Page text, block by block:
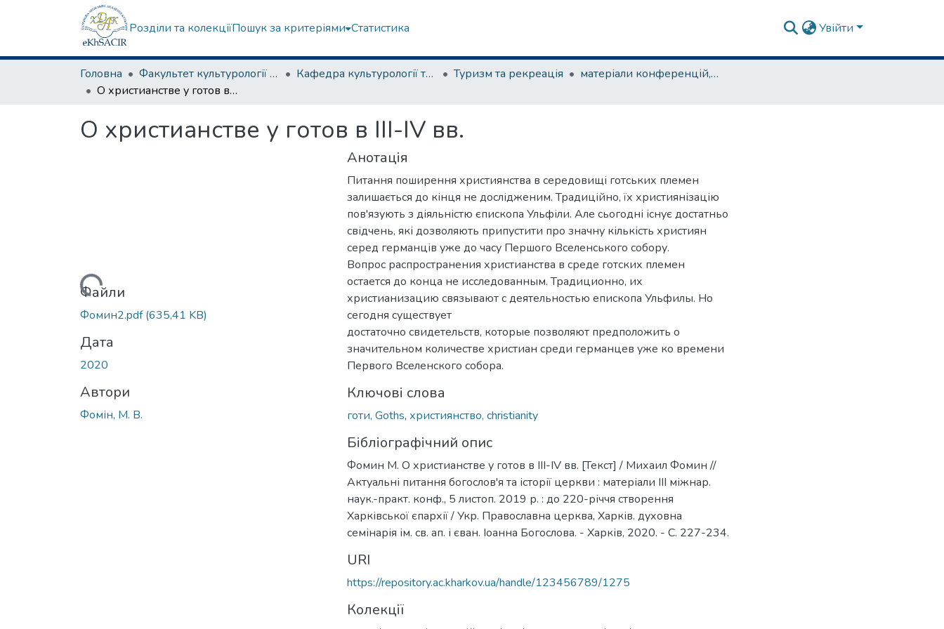
Розділи та колекціїПошук за критеріями Статистика Увійти
Головна Факультет культурології та соціальних комунікацій Кафедра культурології та музеєзнавства Туризм та рекреація
матеріали конференцій, семінарів, круглих столів та ін.
О христианстве у готов в ІІІ-IV вв.
О христианстве у готов в ІІІ-IV вв.
Вантажиться...Файли
Фомин2.pdf(635,41 KB)
Дата
2020
Автори
Фомін, М. В.
Анотація
Питання поширення християнства в середовищі готських племен
залишається до кінця не дослідженим. Традиційно, їх християнізацію
пов'язують з діяльністю єпископа Ульфіли. Але сьогодні існує достатньо
свідчень, які дозволяють припустити про значну кількість християн
серед германців уже до часу Першого Вселенського собору.
Вопрос распространения христианства в среде готских племен
остается до конца не исследованным. Традиционно, их
христианизацию связывают с деятельностью епископа Ульфилы. Но
сегодня существует
достаточно свидетельств, которые позволяют предположить о
значительном количестве христиан среди германцев уже ко времени
Первого Вселенского собора.
Ключові слова
готи, Goths, християнство, christianity
Бібліографічний опис
Фомин М. О христианстве у готов в ІІІ-IV вв. [Текст] / Михаил Фомин //
Актуальні питання богослов'я та історії церкви : матеріали ІІІ міжнар.
наук.-практ. конф., 5 листоп. 2019 р. : до 220-річчя створення
Харківської єпархії / Укр. Православна церква, Харків. духовна
семінарія ім. св. ап. і єван. Іоанна Богослова. - Харків, 2020. - C. 227-234.
URI
https://repository.ac.kharkov.ua/handle/123456789/1275
Колекції